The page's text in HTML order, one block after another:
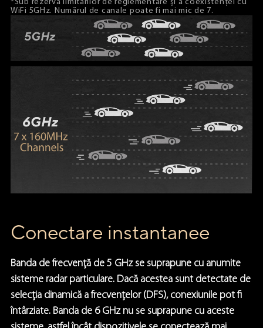
*Sub rezerva limitărilor de reglementare și a coexistenței cu
WiFi 5GHz. Numărul de canale poate fi mai mic de 7.
Conectare instantanee
Banda de frecvență de 5 GHz se suprapune cu anumite
sisteme radar particulare. Dacă acestea sunt detectate de
selecția dinamică a frecvențelor (DFS), conexiunile pot fi
întârziate. Banda de 6 GHz nu se suprapune cu aceste